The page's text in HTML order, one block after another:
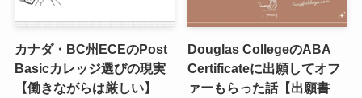
カナダ・BC州ECEのPost
Basicカレッジ選びの現実
【働きながらは厳しい】
Douglas CollegeのABA
Certificateに出願してオフ
ァーもらった話【出願書